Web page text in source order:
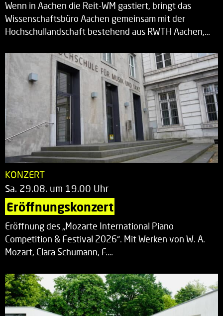
Wenn in Aachen die Reit-WM gastiert, bringt das
Wissenschaftsbüro Aachen gemeinsam mit der
Hochschullandschaft bestehend aus RWTH Aachen,…
KONZERT
Sa. 29.08. um 19.00 Uhr
Eröffnungskonzert
Eröffnung des „Mozarte International Piano
Competition & Festival 2026“. Mit Werken von W. A.
Mozart, Clara Schumann, F.…